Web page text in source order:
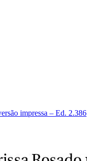
impressa – Ed. 2.386